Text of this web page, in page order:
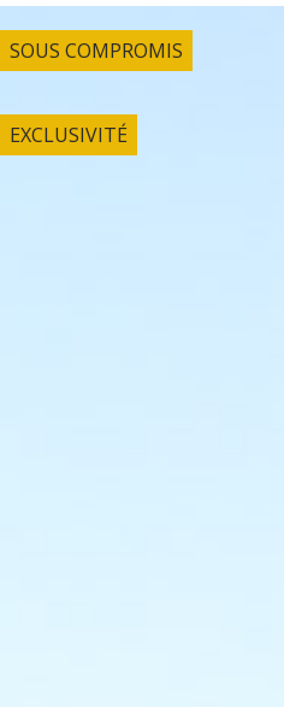
SOUS COMPROMIS
EXCLUSIVITÉ